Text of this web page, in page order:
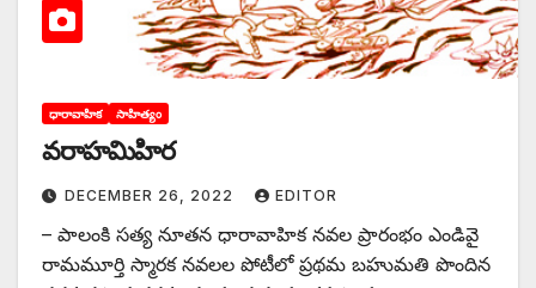
ధారావాహిక సాహిత్యం
వరాహమిహిర
DECEMBER 26, 2022 EDITOR
– పాలంకి సత్య నూతన ధారావాహిక నవల ప్రారంభం ఎండివై
రామమూర్తి స్మారక నవలల పోటీలో ప్రథమ బహుమతి పొందిన